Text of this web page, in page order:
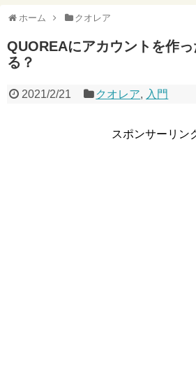
ホーム クオレア
QUOREAにアカウントを作
る？
2021/2/21 クオレア, 入門
スポンサーリン